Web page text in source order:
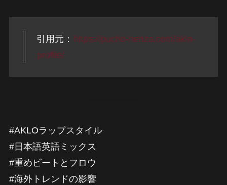
引用元： https://pucho-henza.com/aklo-
profile/
#AKLOラップスタイル
#日本語英語ミックス
#重めビートとフロウ
#海外トレンドの影響